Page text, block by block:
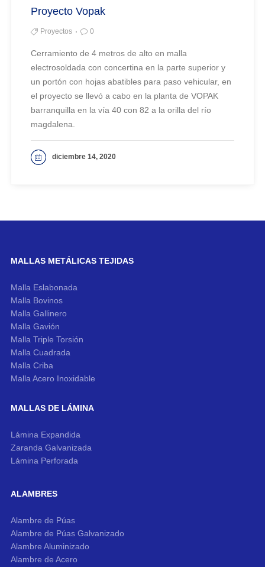
Proyecto Vopak
Proyectos 0
Cerramiento de 4 metros de alto en malla
electrosoldada con concertina en la parte superior y
un portón con hojas abatibles para paso vehicular, en
el proyecto se llevó a cabo en la planta de VOPAK
barranquilla en la vía 40 con 82 a la orilla del río
magdalena.
diciembre 14, 2020
VER MAS
MALLAS METÁLICAS TEJIDAS
Malla Eslabonada
Malla Bovinos
Malla Gallinero
Malla Gavión
Malla Triple Torsión
Malla Cuadrada
Malla Criba
Malla Acero Inoxidable
MALLAS DE LÁMINA
Lámina Expandida
Zaranda Galvanizada
Lámina Perforada
ALAMBRES
Alambre de Púas
Alambre de Púas Galvanizado
Alambre Aluminizado
Alambre de Acero